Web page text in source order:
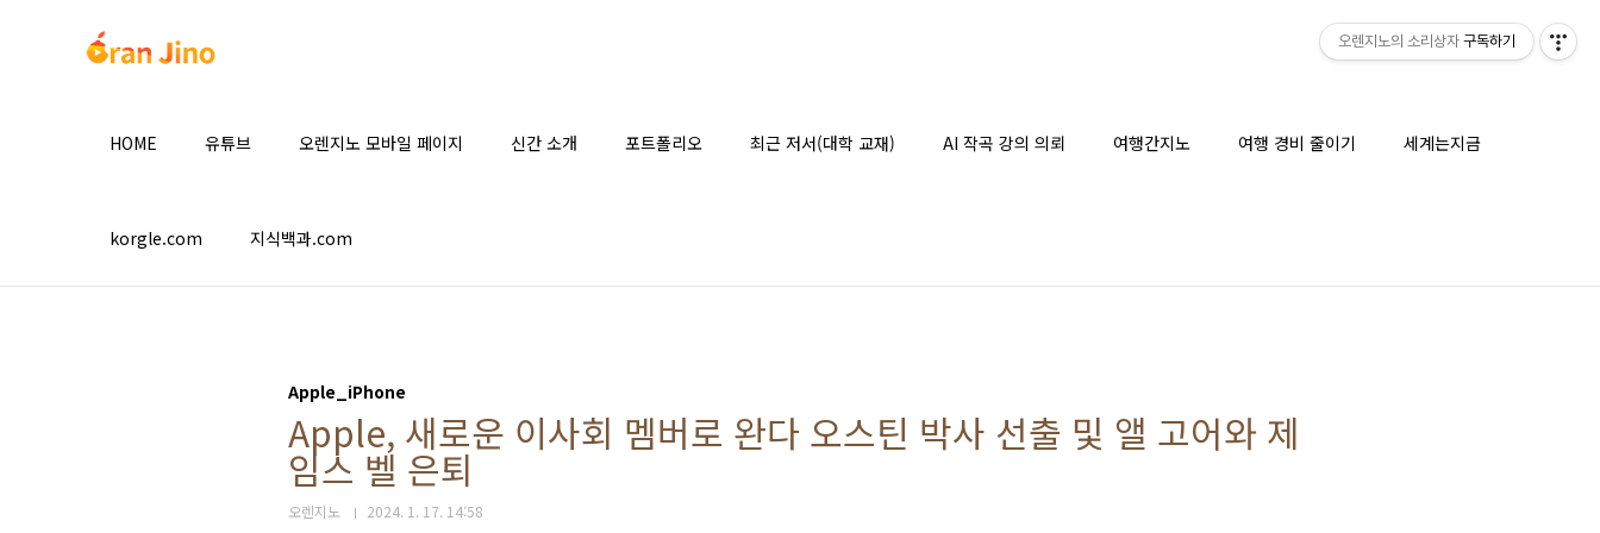
HOME 유튜브 오렌지노 모바일 페이지 신간 소개 포트폴리오 최근 저서(대학 교재) AI 작곡 강의 의뢰 여행간지노 여행 경비 줄이기 세계는지금
korgle.com 지식백과.com
Apple_iPhone
Apple, 새로운 이사회 멤버로 완다 오스틴 박사 선출 및 앨 고어와 제
임스 벨 은퇴
오렌지노 2024. 1. 17. 14:58
오렌지노의 소리상자 구독하기